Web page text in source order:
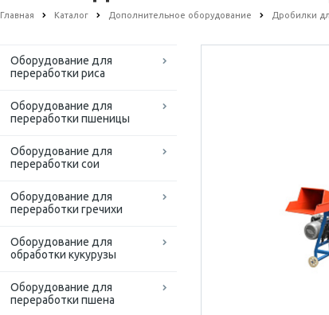
Главная Каталог Дополнительное оборудование Дробилки
Оборудование для
переработки риса
Оборудование для
переработки пшеницы
Оборудование для
переработки сои
Оборудование для
переработки гречихи
Оборудование для
обработки кукурузы
Оборудование для
переработки пшена